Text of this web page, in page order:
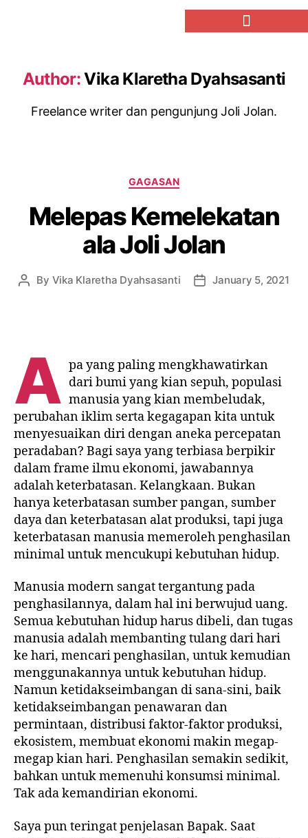
Author:Vika Klaretha Dyahsasanti
Freelance writer dan pengunjung Joli Jolan.
GAGASAN
Melepas Kemelekatan
ala Joli Jolan
By Vika Klaretha Dyahsasanti January 5, 2021
A pa yang paling mengkhawatirkan
dari bumi yang kian sepuh, populasi
manusia yang kian membeludak,
perubahan iklim serta kegagapan kita untuk
menyesuaikan diri dengan aneka percepatan
peradaban? Bagi saya yang terbiasa berpikir
dalam frame ilmu ekonomi, jawabannya
adalah keterbatasan. Kelangkaan. Bukan
hanya keterbatasan sumber pangan, sumber
daya dan keterbatasan alat produksi, tapi juga
keterbatasan manusia memeroleh penghasilan
minimal untuk mencukupi kebutuhan hidup.
Manusia modern sangat tergantung pada
penghasilannya, dalam hal ini berwujud uang.
Semua kebutuhan hidup harus dibeli, dan tugas
manusia adalah membanting tulang dari hari
ke hari, mencari penghasilan, untuk kemudian
menggunakannya untuk kebutuhan hidup.
Namun ketidakseimbangan di sana-sini, baik
ketidakseimbangan penawaran dan
permintaan, distribusi faktor-faktor produksi,
ekosistem, membuat ekonomi makin megap-
megap kian hari. Penghasilan semakin sedikit,
bahkan untuk memenuhi konsumsi minimal.
Tak ada kemandirian ekonomi.
Saya pun teringat penjelasan Bapak. Saat